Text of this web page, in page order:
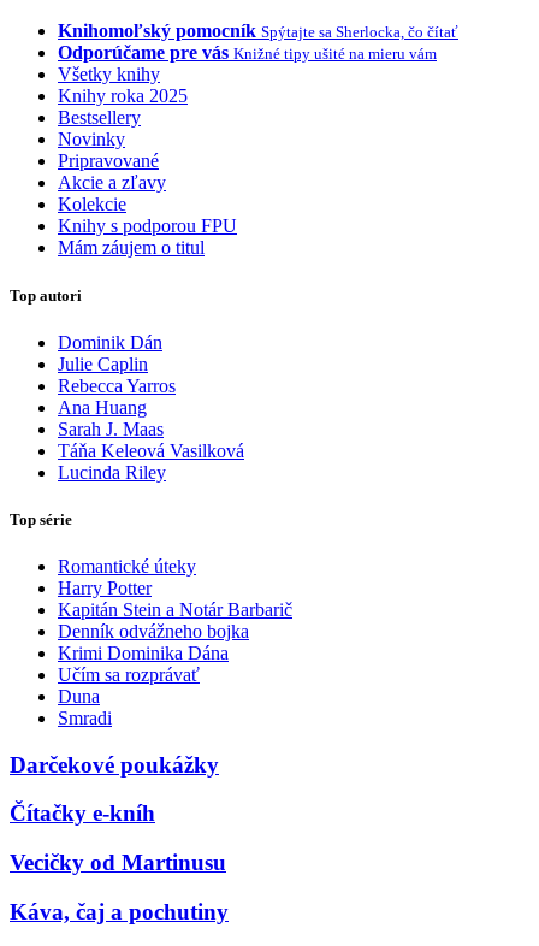
Knihomoľský pomocník Spýtajte sa Sherlocka, čo čítať
Odporúčame pre vás Knižné tipy ušité na mieru vám
Všetky knihy
Knihy roka 2025
Bestsellery
Novinky
Pripravované
Akcie a zľavy
Kolekcie
Knihy s podporou FPU
Mám záujem o titul
Top autori
Dominik Dán
Julie Caplin
Rebecca Yarros
Ana Huang
Sarah J. Maas
Táňa Keleová Vasilková
Lucinda Riley
Top série
Romantické úteky
Harry Potter
Kapitán Stein a Notár Barbarič
Denník odvážneho bojka
Krimi Dominika Dána
Učím sa rozprávať
Duna
Smradi
Darčekové poukážky
Čítačky e-kníh
Vecičky od Martinusu
Káva, čaj a pochutiny